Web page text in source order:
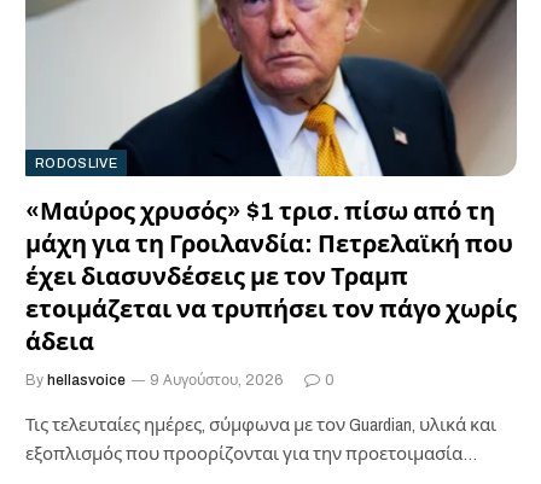
RODOSLIVE
«Μαύρος χρυσός» $1 τρισ. πίσω από τη
μάχη για τη Γροιλανδία: Πετρελαϊκή που
έχει διασυνδέσεις με τον Τραμπ
ετοιμάζεται να τρυπήσει τον πάγο χωρίς
άδεια
By hellasvoice 9 Αυγούστου, 2026 0
Τις τελευταίες ημέρες, σύμφωνα με τον Guardian, υλικά και
εξοπλισμός που προορίζονται για την προετοιμασία…